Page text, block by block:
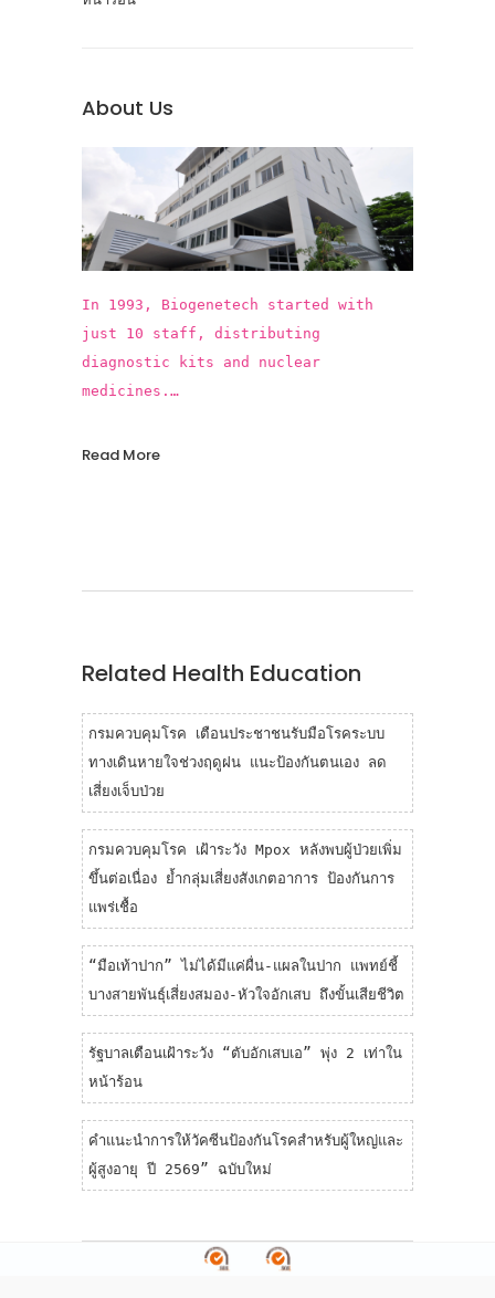
About Us
In 1993, Biogenetech started with
just 10 staff, distributing
diagnostic kits and nuclear
medicines.
introduced more than 15 innovative
numerous infectious diseases!
Read More
Related Health Education
กรมควบคุมโรค เตือนประชาชนรับมือโรคระบบ
ทางเดินหายใจช่วงฤดูฝน แนะป้องกันตนเอง ลด
เสี่ยงเจ็บป่วย
กรมควบคุมโรค เฝ้าระวัง Mpox หลังพบผู้ป่วยเพิ่ม
ขึ้นต่อเนื่อง ย้ำกลุ่มเสี่ยงสังเกตอาการ ป้องกันการ
แพร่เชื้อ
“มือเท้าปาก” ไม่ได้มีแค่ผื่น-แผลในปาก แพทย์ชี้
บางสายพันธุ์เสี่ยงสมอง-หัวใจอักเสบ ถึงขั้นเสียชีวิต
รัฐบาลเตือนเฝ้าระวัง “ตับอักเสบเอ” พุ่ง 2 เท่าใน
หน้าร้อน
คำแนะนำการให้วัคซีนป้องกันโรคสำหรับผู้ใหญ่และ
ผู้สูงอายุ ปี 2569” ฉบับใหม่